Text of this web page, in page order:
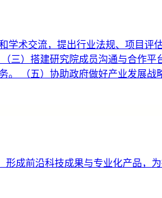
学术交流，提出行业法规、项目
三）搭建研究院成员沟通与合作
（五）协助政府做好产业发展
成前沿科技成果与专业化产品，